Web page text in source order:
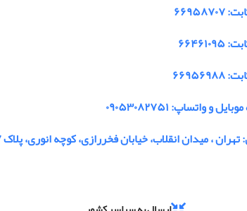
و واتساپ: ۰۹۰۵۳۰۸۲۷۵۱
، میدان انقلاب، خیابان فخررازی، کوچه انوری، پلاک ۷